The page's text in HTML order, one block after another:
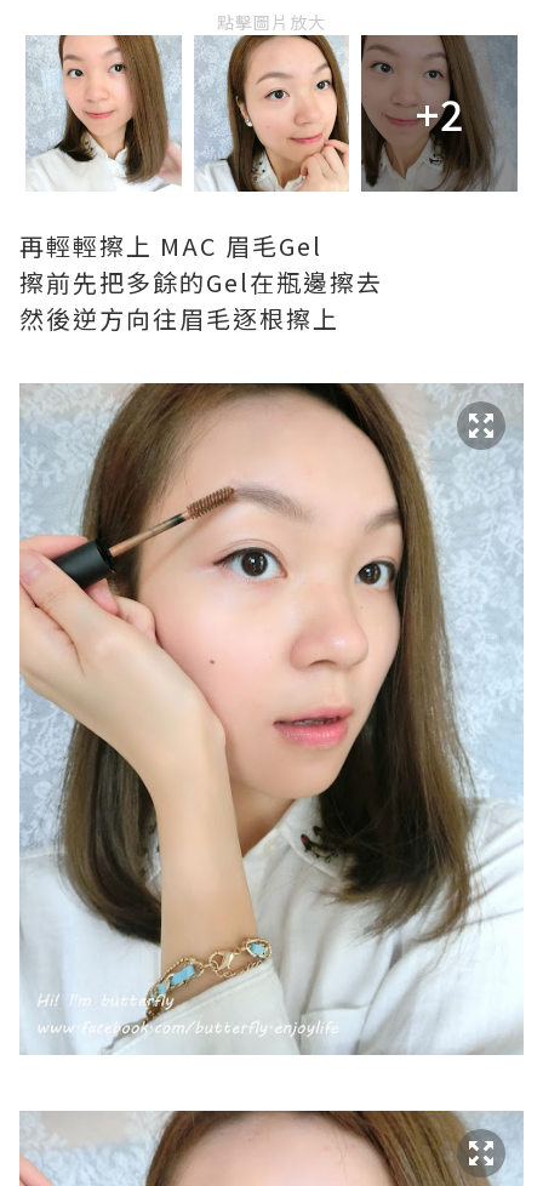
點擊圖片放大
+2
再輕輕擦上 MAC 眉毛Gel
擦前先把多餘的Gel在瓶邊擦去
然後逆方向往眉毛逐根擦上